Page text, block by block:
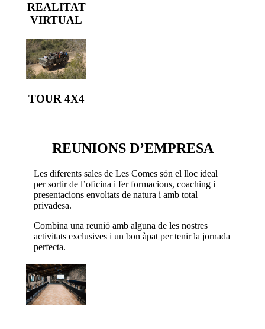
REALITAT
VIRTUAL
TOUR 4X4
REUNIONS D’EMPRESA
Les diferents sales de Les Comes són el lloc ideal
per sortir de l’oficina i fer formacions, coaching i
presentacions envoltats de natura i amb total
privadesa.
Combina una reunió amb alguna de les nostres
activitats exclusives i un bon àpat per tenir la jornada
perfecta.